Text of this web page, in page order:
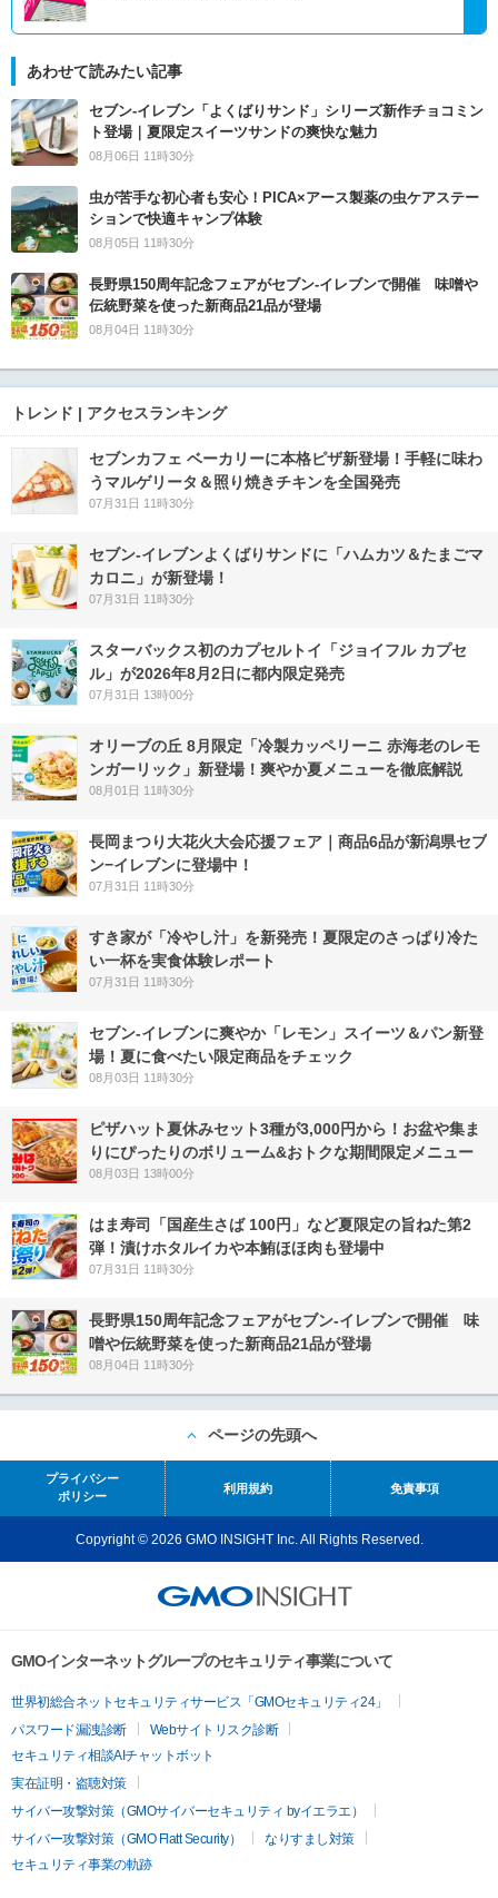
あわせて読みたい記事
セブン‐イレブン「よくばりサンド」シリーズ新作チョコミン
ト登場｜夏限定スイーツサンドの爽快な魅力
08月06日 11時30分
虫が苦手な初心者も安心！PICA×アース製薬の虫ケアステー
ションで快適キャンプ体験
08月05日 11時30分
長野県150周年記念フェアがセブン-イレブンで開催 味噌や
伝統野菜を使った新商品21品が登場
08月04日 11時30分
トレンド | アクセスランキング
セブンカフェ ベーカリーに本格ピザ新登場！手軽に味わ
うマルゲリータ＆照り焼きチキンを全国発売
07月31日 11時30分
セブン‐イレブンよくばりサンドに「ハムカツ＆たまごマ
カロニ」が新登場！
07月31日 11時30分
スターバックス初のカプセルトイ「ジョイフル カプセ
ル」が2026年8月2日に都内限定発売
07月31日 13時00分
オリーブの丘 8月限定「冷製カッペリーニ 赤海老のレモ
ンガーリック」新登場！爽やか夏メニューを徹底解説
08月01日 11時30分
長岡まつり大花火大会応援フェア｜商品6品が新潟県セブ
ン−イレブンに登場中！
07月31日 11時30分
すき家が「冷やし汁」を新発売！夏限定のさっぱり冷た
い一杯を実食体験レポート
07月31日 11時30分
セブン‐イレブンに爽やか「レモン」スイーツ＆パン新登
場！夏に食べたい限定商品をチェック
08月03日 11時30分
ピザハット夏休みセット3種が3,000円から！お盆や集ま
りにぴったりのボリューム&おトクな期間限定メニュー
08月03日 13時00分
はま寿司「国産生さば 100円」など夏限定の旨ねた第2
弾！漬けホタルイカや本鮪ほほ肉も登場中
07月31日 11時30分
長野県150周年記念フェアがセブン-イレブンで開催 味
噌や伝統野菜を使った新商品21品が登場
08月04日 11時30分
ページの先頭へ
プライバシー
ポリシー
利用規約 免責事項
Copyright © 2026 GMO INSIGHT Inc. All Rights Reserved.
GMOインターネットグループのセキュリティ事業について
世界初総合ネットセキュリティサービス「GMOセキュリティ24」
パスワード漏洩診断
Webサイトリスク診断
セキュリティ相談AIチャットボット
実在証明・盗聴対策
サイバー攻撃対策（GMOサイバーセキュリティ byイエラエ）
サイバー攻撃対策（GMO Flatt Security）
なりすまし対策
セキュリティ事業の軌跡